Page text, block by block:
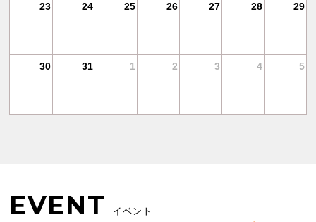
23 24 25 26 27 28 29
30 31 1 2 3 4 5
EVENT イベント